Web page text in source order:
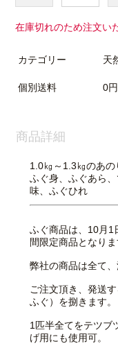
在庫切れのため注文い
カテゴリー 天
個別送料 0円
商品詳細
1.0㎏～1.3㎏のあの
ふぐ身、ふぐあら
味、ふぐひれ
ふぐ商品は、10月1
間限定商品となりま
弊社の商品は全て
ご注文頂き、発送
ふぐ）を捌きます。
1匹半全てをテツブ
げ用にも使用可。